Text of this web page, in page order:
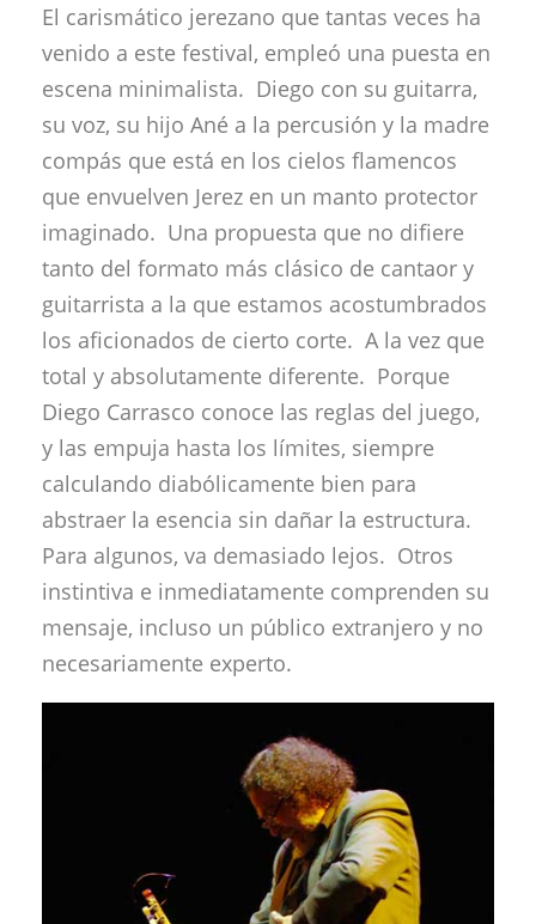
El carismático jerezano que tantas veces ha
venido a este festival, empleó una puesta en
escena minimalista. Diego con su guitarra,
su voz, su hijo Ané a la percusión y la madre
compás que está en los cielos flamencos
que envuelven Jerez en un manto protector
imaginado. Una propuesta que no difiere
tanto del formato más clásico de cantaor y
guitarrista a la que estamos acostumbrados
los aficionados de cierto corte. A la vez que
total y absolutamente diferente. Porque
Diego Carrasco conoce las reglas del juego,
y las empuja hasta los límites, siempre
calculando diabólicamente bien para
abstraer la esencia sin dañar la estructura.
Para algunos, va demasiado lejos. Otros
instintiva e inmediatamente comprenden su
mensaje, incluso un público extranjero y no
necesariamente experto.